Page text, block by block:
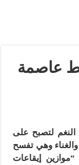
عاصمة
لتصبح على
وهي تفسح
الدورة 13 لمهرجان “موازين إيقاعات